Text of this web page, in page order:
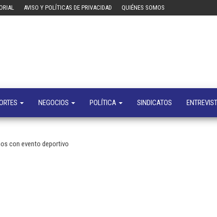
AVISO Y POLÍTICAS DE PRIVACIDAD QUIÉNES SOMOS
negocios
NEGOCIOS POLÍTICA SINDICATOS
con evento deportivo